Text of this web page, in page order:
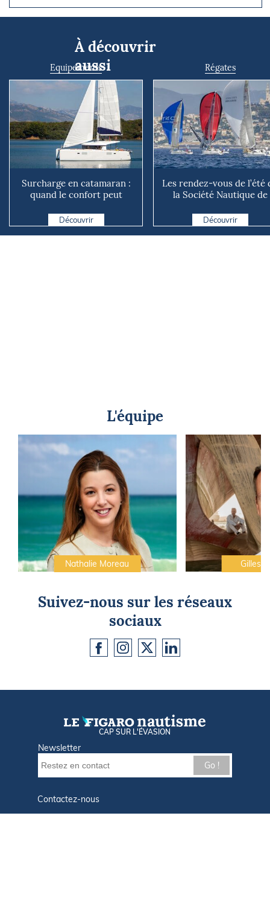
À découvrir
aussi
Equipements
Surcharge en catamaran :
quand le confort peut
Découvrir
Régates
Les rendez-vous de l’été
la Société Nautique de
Découvrir
L'équipe
Nathalie Moreau Gilles
Suivez-nous sur les réseaux
sociaux
CAP SUR L'ÉVASION
Newsletter
Go !
Contactez-nous